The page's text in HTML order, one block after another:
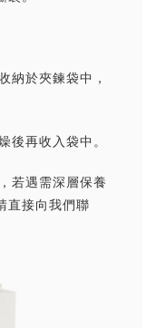
納於夾鍊袋中，
後再收入袋中。
若遇需深層保養
直接向我們聯